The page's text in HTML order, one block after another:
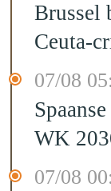
Brussel
Ceuta-
07/08
WK
07/08